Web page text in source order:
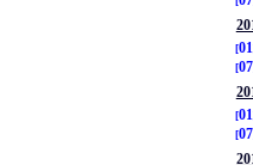
01
07
01
07